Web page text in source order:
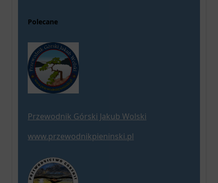
Polecane
Przewodnik Górski Jakub Wolski
www.przewodnikpieninski.pl